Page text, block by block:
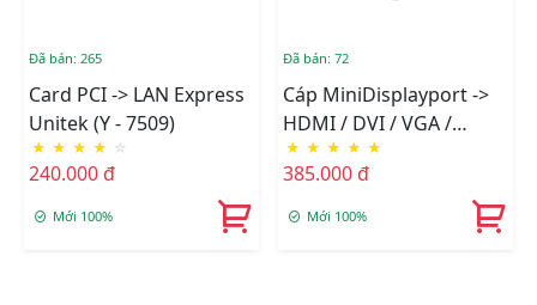
Đã bán: 265
Card PCI -> LAN Express
Unitek (Y - 7509)
★ ★ ★ ★ ☆
240.000 đ
Mới 100%
Đã bán: 72
Cáp MiniDisplayport ->
HDMI / DVI / VGA /
Audio Unitek (Y - 6354)
★ ★ ★ ★ ★
385.000 đ
Mới 100%